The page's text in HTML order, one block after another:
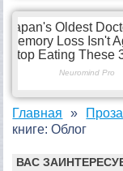
Главная Проза
книге: Облог